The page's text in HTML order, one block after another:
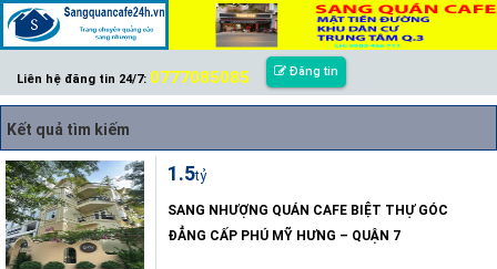
Liên hệ đăng tin 24/7: 0777085085 Đăng tin
Kết quả tìm kiếm
1.5tỷ
SANG NHƯỢNG QUÁN CAFE BIỆT THỰ GÓC
ĐẲNG CẤP PHÚ MỸ HƯNG – QUẬN 7